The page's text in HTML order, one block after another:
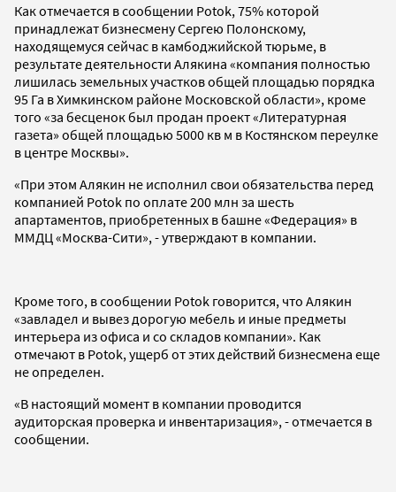
Как отмечается в сообщении Potok, 75% которой
принадлежат бизнесмену Сергею Полонскому,
находящемуся сейчас в камбоджийской тюрьме, в
результате деятельности Алякина «компания полностью
лишилась земельных участков общей площадью порядка
95 Га в Химкинском районе Московской области», кроме
того «за бесценок был продан проект «Литературная
газета» общей площадью 5000 кв м в Костянском переулке
в центре Москвы».
«При этом Алякин не исполнил свои обязательства перед
компанией Potok по оплате 200 млн за шесть
апартаментов, приобретенных в башне «Федерация» в
ММДЦ «Москва-Сити», - утверждают в компании.
Кроме того, в сообщении Potok говорится, что Алякин
«завладел и вывез дорогую мебель и иные предметы
интерьера из офиса и со складов компании». Как
отмечают в Potok, ущерб от этих действий бизнесмена еще
не определен.
«В настоящий момент в компании проводится
аудиторская проверка и инвентаризация», - отмечается в
сообщении.